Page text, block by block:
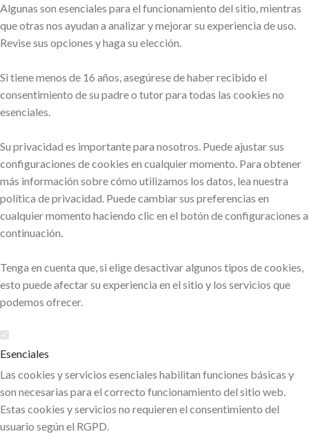
Algunas son esenciales para el funcionamiento del sitio, mientras
que otras nos ayudan a analizar y mejorar su experiencia de uso.
Revise sus opciones y haga su elección.
Si tiene menos de 16 años, asegúrese de haber recibido el
consentimiento de su padre o tutor para todas las cookies no
esenciales.
Su privacidad es importante para nosotros. Puede ajustar sus
configuraciones de cookies en cualquier momento. Para obtener
más información sobre cómo utilizamos los datos, lea nuestra
política de privacidad. Puede cambiar sus preferencias en
cualquier momento haciendo clic en el botón de configuraciones a
continuación.
Tenga en cuenta que, si elige desactivar algunos tipos de cookies,
esto puede afectar su experiencia en el sitio y los servicios que
podemos ofrecer.
Esenciales
Las cookies y servicios esenciales habilitan funciones básicas y
son necesarias para el correcto funcionamiento del sitio web.
Estas cookies y servicios no requieren el consentimiento del
usuario según el RGPD.